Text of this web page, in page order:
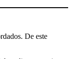
De este